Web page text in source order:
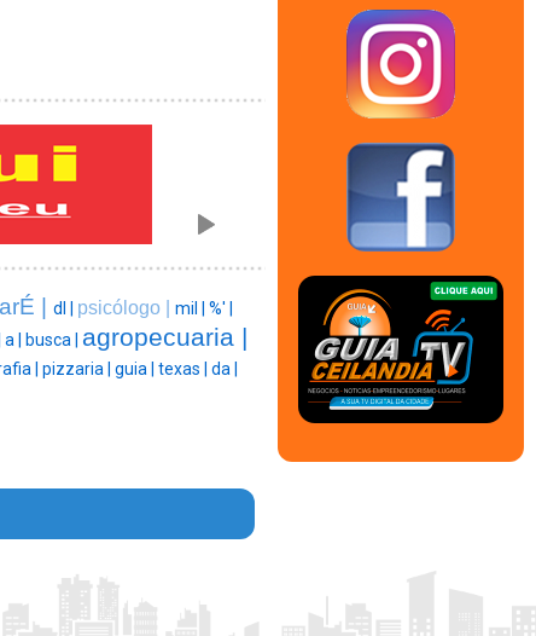
| dl | psicólogo | mil | %' |
a | busca | agropecuaria |
| pizzaria | guia | texas | da |